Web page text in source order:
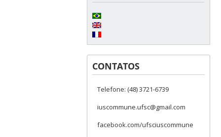
CONTATOS
Telefone: (48) 3721-6739
iuscommune.ufsc@gmail.com
facebook.com/ufsciuscommune